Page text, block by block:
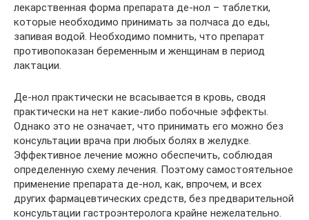
лекарственная форма препарата де-нол – таблетки,
которые необходимо принимать за полчаса до еды,
запивая водой. Необходимо помнить, что препарат
противопоказан беременным и женщинам в период
лактации.
Де-нол практически не всасывается в кровь, сводя
практически на нет какие-либо побочные эффекты.
Однако это не означает, что принимать его можно без
консультации врача при любых болях в желудке.
Эффективное лечение можно обеспечить, соблюдая
определенную схему лечения. Поэтому самостоятельное
применение препарата де-нол, как, впрочем, и всех
других фармацевтических средств, без предварительной
консультации гастроэнтеролога крайне нежелательно.